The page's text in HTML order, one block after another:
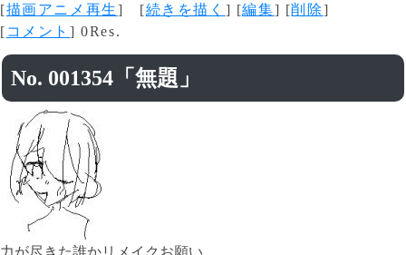
[描画アニメ再生] [続きを描く ] [編集] [削除]
[ コメント] 0Res.
No. 001354「無題」
力が尽きた誰かリメイクお願い